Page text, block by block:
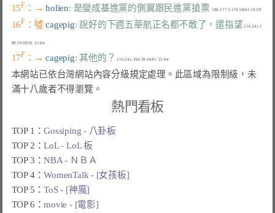
15F ：→ holien: 是變成基進黨的側翼跟民進黨搶票
  180.177.3.178 08/01 19:59
16F ：噓 cagepig: 說好的下週五華航正名都不敢了，還指望 116.241.1
98.59 08/01 21:04
17F ：→ cagepig: 其他的？ 116.241.198.59 08/01 21:04
本網站已依台灣網站內容分級規定處理。此區域為限制級，未
滿十八歲者不得瀏覽。
熱門看板
TOP 1：Gossiping - 八卦板
TOP 2：LoL - LoL 板
TOP 3：NBA - ＮＢＡ
TOP 4：WomenTalk - [女孩板]
TOP 5：ToS - [神魔]
TOP 6：movie - [電影]